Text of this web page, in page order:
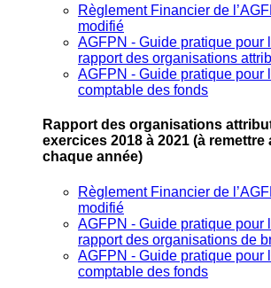
Règlement Financier de
modifié
AGFPN ‐ Guide pratique pour
rapport des organisations
AGFPN ‐ Guide pratique pour
comptable des fonds
Rapport des organisations
exercices 2018 à 2021 (à remettre
chaque année)
Règlement Financier de
modifié
AGFPN ‐ Guide pratique pour
rapport des organisations de
AGFPN ‐ Guide pratique pour
comptable des fonds